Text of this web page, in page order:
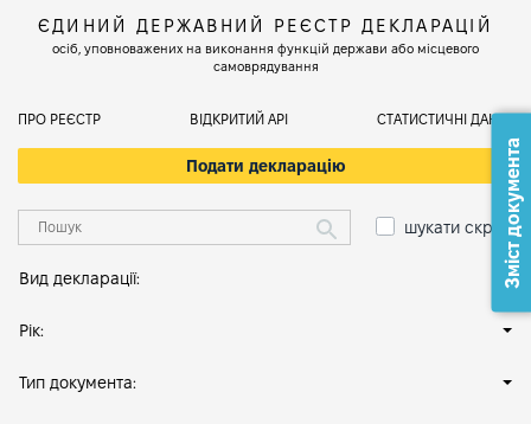
ЄДИНИЙ ДЕРЖАВНИЙ РЕЄСТР ДЕКЛАРАЦІЙ
осіб, уповноважених на виконання функцій держави або місцевого
самоврядування
ПРО РЕЄСТР ВІДКРИТИЙ АРІ СТАТИСТИЧНІ ДАНІ
Подати декларацію
шукати скрізь
Вид декларації:
Рік:
Тип документа:
Зміст документа